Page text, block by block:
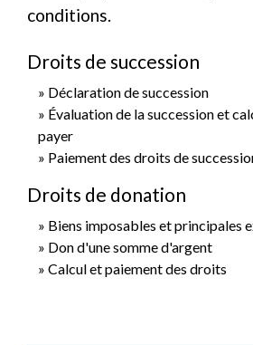
conditions.
Droits de succession
Déclaration de succession
Évaluation de la succession et
payer
Paiement des droits de
Droits de donation
Biens imposables et principales
Don d'une somme d'argent
Calcul et paiement des droits